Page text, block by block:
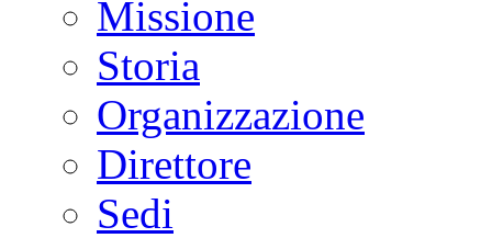
Missione
Storia
Organizzazione
Direttore
Sedi